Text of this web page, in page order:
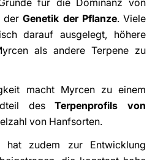
derGenetik der Pflanze. Viele
darauf ausgelegt, höhere
als andere Terpene zu
macht Myrcen zu einem
desTerpenprofils von
von Hanfsorten.
hat zudem zur Entwicklung